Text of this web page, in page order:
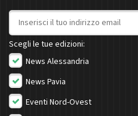
Indirizzo email
Scegli le tue edizioni:
News Alessandria
News Pavia
Eventi Nord-Ovest